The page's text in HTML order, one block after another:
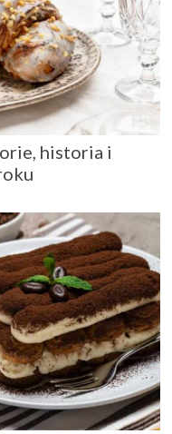
historia i